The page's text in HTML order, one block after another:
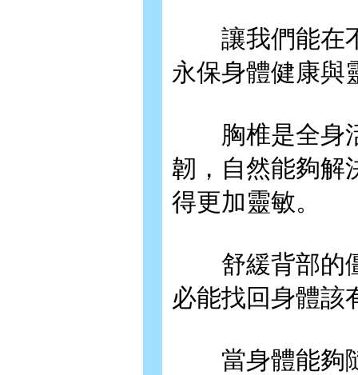
讓我們能在不
永保身體健康與
胸椎是全身活
韌，自然能夠解
得更加靈敏。
舒緩背部的僵
必能找回身體該
當身體能夠隨